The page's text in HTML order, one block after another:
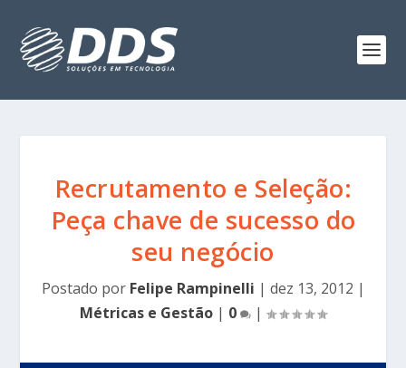
Recrutamento e Seleção:
Peça chave de sucesso do
seu negócio
Postado por Felipe Rampinelli | dez 13, 2012 |
Métricas e Gestão | 0 |